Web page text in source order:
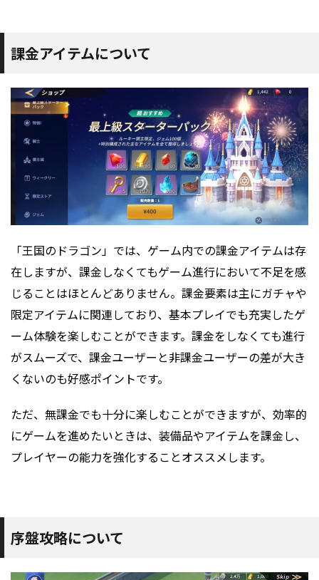
課金アイテムについて
「王国のドラゴン」では、ゲーム内での課金アイテムは存
在しますが、課金しなくてもゲーム進行において不足を感
じることはほとんどありません。課金要素は主にガチャや
限定アイテムに関連しており、基本プレイでも充実したゲ
ーム体験を楽しむことができます。課金をしなくても進行
がスムーズで、課金ユーザーと非課金ユーザーの差が大き
くないのも好感ポイントです。
ただ、無課金でも十分に楽しむことができますが、効率的
にゲームを進めたいときは、装備品やアイテムを課金し、
プレイヤーの能力を強化することオススメします。
序盤攻略について